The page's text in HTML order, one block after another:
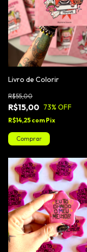
Livro de Colorir
R$15,00
R$55,00
73% OFF
R$14,25 com Pix